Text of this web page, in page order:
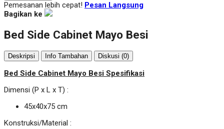
Pemesanan lebih cepat! Pesan Langsung
Bagikan ke
Bed Side Cabinet Mayo Besi
Deskripsi Info Tambahan Diskusi (0)
Bed Side Cabinet Mayo Besi Spesifikasi
Dimensi (P x L x T) :
45x40x75 cm
Konstruksi/Material :